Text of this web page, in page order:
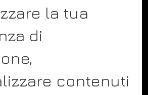
la tua
di
contenuti